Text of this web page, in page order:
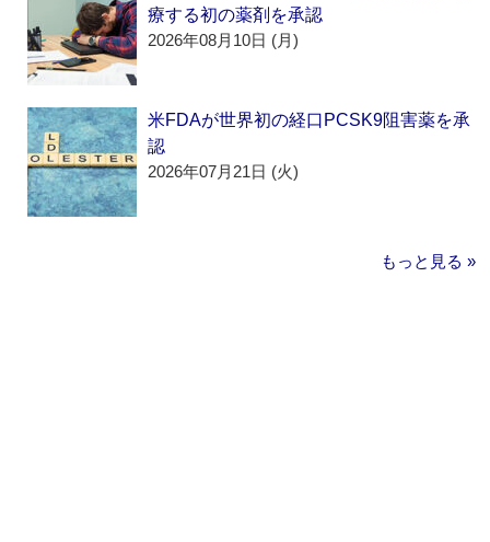
療する初の薬剤を承認
2026年08月10日 (月)
米FDAが世界初の経口PCSK9阻害薬を承
認
2026年07月21日 (火)
もっと見る »